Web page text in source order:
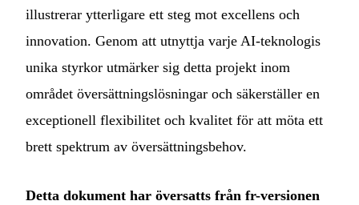
illustrerar ytterligare ett steg mot excellens och
innovation. Genom att utnyttja varje AI-teknologis
unika styrkor utmärker sig detta projekt inom
området översättningslösningar och säkerställer en
exceptionell flexibilitet och kvalitet för att möta ett
brett spektrum av översättningsbehov.
Detta dokument har översatts från fr-versionen